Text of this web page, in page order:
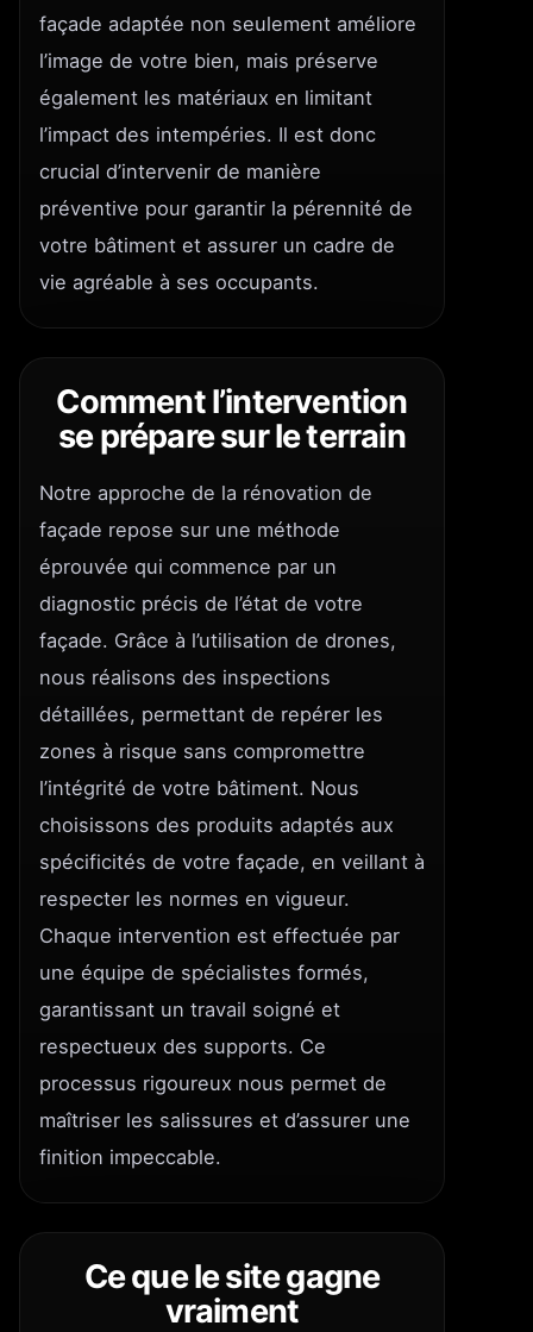
façade adaptée non seulement améliore
l’image de votre bien, mais préserve
également les matériaux en limitant
l’impact des intempéries. Il est donc
crucial d’intervenir de manière
préventive pour garantir la pérennité de
votre bâtiment et assurer un cadre de
vie agréable à ses occupants.
Comment l’intervention
se prépare sur le terrain
Notre approche de la rénovation de
façade repose sur une méthode
éprouvée qui commence par un
diagnostic précis de l’état de votre
façade. Grâce à l’utilisation de drones,
nous réalisons des inspections
détaillées, permettant de repérer les
zones à risque sans compromettre
l’intégrité de votre bâtiment. Nous
choisissons des produits adaptés aux
spécificités de votre façade, en veillant à
respecter les normes en vigueur.
Chaque intervention est effectuée par
une équipe de spécialistes formés,
garantissant un travail soigné et
respectueux des supports. Ce
processus rigoureux nous permet de
maîtriser les salissures et d’assurer une
finition impeccable.
Ce que le site gagne
vraiment